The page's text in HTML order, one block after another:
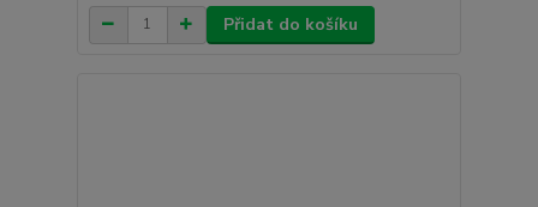
Přidat do košíku